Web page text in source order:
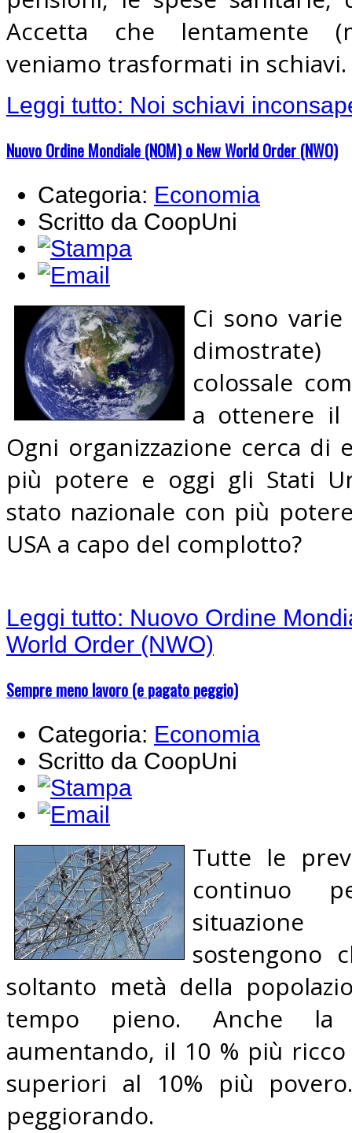
Accetta che lentamente
veniamo trasformati in schiavi.
Leggi tutto: Noi schiavi
Nuovo Ordine Mondiale (NOM) o New World Order (NWO)
Categoria: Economia
Scritto da CoopUni
Ci sono
colossale
a ottenere il
Ogni organizzazione cerca di
più potere e oggi gli Stati
stato nazionale con più
USA a capo del complotto?
Leggi tutto: Nuovo Ordine
World Order (NWO)
Sempre meno lavoro (e pagato peggio)
Categoria: Economia
Scritto da CoopUni
Tutte le
continuo
situazione
sostengono
soltanto metà della
tempo pieno. Anche la
aumentando, il 10 % più
superiori al 10% più
peggiorando.